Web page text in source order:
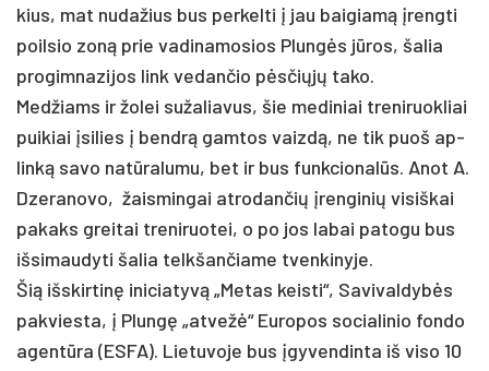
kius, mat nu­da­žius bus per­kel­ti į jau bai­giamą įreng­ti
poil­sio zoną prie va­di­na­mo­sios Plungės jūros, ša­lia
pro­gim­na­zi­jos link ve­dan­čio pėsčiųjų ta­ko.
Med­žiams ir žo­lei su­ža­lia­vus, šie me­di­niai tre­ni­ruok­liai
pui­kiai įsi­lies į bendrą gam­tos vaizdą, ne tik puoš ap­
linką sa­vo natū­ra­lu­mu, bet ir bus funk­cio­nalūs. Anot A.
Dze­ra­no­vo, žais­min­gai at­ro­dan­čių įren­gi­nių vi­siš­kai
pa­kaks grei­tai tre­ni­ruo­tei, o po jos la­bai pa­to­gu bus
iš­si­mau­dy­ti ša­lia telk­šan­čia­me tven­ki­ny­je.
Šią išs­kir­tinę ini­cia­tyvą „Me­tas keis­ti“, Sa­vi­val­dybės
pa­kvies­ta, į Plungę „at­vežė“ Eu­ro­pos so­cia­li­nio fon­do
agentū­ra (ES­FA). Lie­tu­vo­je bus įgy­ven­din­ta iš vi­so 10